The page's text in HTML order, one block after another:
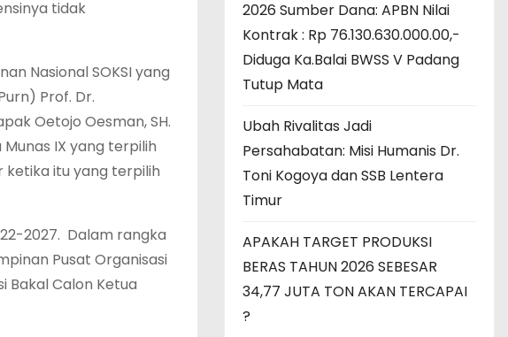
tidak
Nasional SOKSI yang
Prof. Dr.
Oetojo Oesman, SH.
IX yang terpilih
ketika itu yang terpilih
2027. Dalam rangka
Pusat Organisasi
Bakal Calon Ketua
2026 Sumber Dana: APBN Nilai
Kontrak : Rp 76.130.630.000.00,-
Diduga Ka.Balai BWSS V Padang
Tutup Mata
Ubah Rivalitas Jadi
Persahabatan: Misi Humanis Dr.
Toni Kogoya dan SSB Lentera
Timur
APAKAH TARGET PRODUKSI
BERAS TAHUN 2026 SEBESAR
34,77 JUTA TON AKAN TERCAPAI
?